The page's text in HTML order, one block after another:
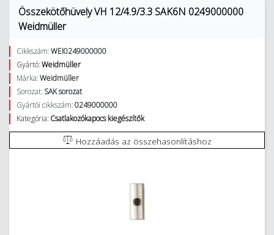
Összekötőhüvely VH 12/4.9/3.3 SAK6N 0249000000
Weidmüller
Cikkszám:WEI0249000000
Gyártó:Weidmüller
Márka:Weidmüller
Sorozat: SAK sorozat
Gyártói cikkszám:0249000000
Kategória: Csatlakozókapocs kiegészítők
Hozzáadás az összehasonlításhoz